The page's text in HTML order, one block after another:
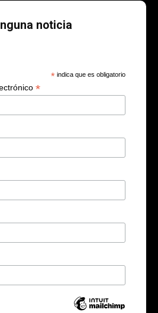
noticia
* indica que es obligatorio
*